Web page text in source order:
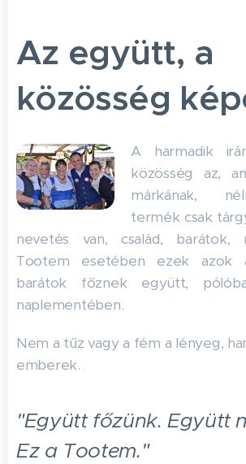
Az együtt, a
közösség
A harmadik
közösség az,
márkának,
termék csak
nevetés van, család, barátok,
Tootem esetében ezek azok
barátok főznek együtt,
naplementében.
Nem a tűz vagy a fém a lényeg,
emberek.
"Együtt főzünk. Együtt
Ez a Tootem."